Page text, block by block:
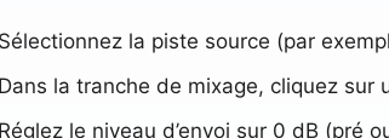
Sélectionnez la piste source (par
Dans la tranche de mixage, cliquez sur
Réglez le niveau d’envoi sur 0 dB (pré